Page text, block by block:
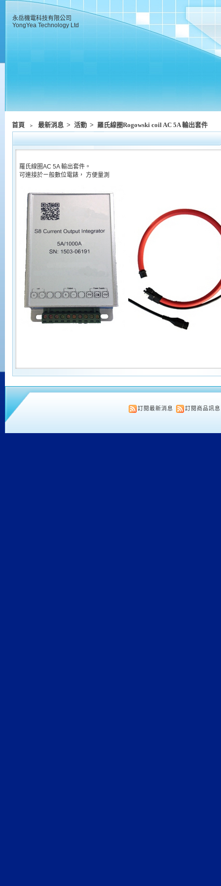
永岳機電科技有限公司
YongYea Technology Ltd
首頁 ﹥ 最新消息 > 活動 > 羅氏線圈Rogowski coil AC 5A 輸出套件
羅氏線圈AC 5A 輸出套件。
可連接於ㄧ般數位電錶， 方便量測
訂閱最新消息 訂閱商品訊息